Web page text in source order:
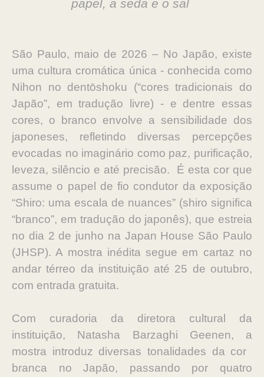
papel, a seda e o sal
São Paulo, maio de 2026 – No Japão, existe
uma cultura cromática única - conhecida como
Nihon no dentōshoku (“cores tradicionais do
Japão”, em tradução livre) - e dentre essas
cores, o branco envolve a sensibilidade dos
japoneses, refletindo diversas percepções
evocadas no imaginário como paz, purificação,
leveza, silêncio e até precisão. É esta cor que
assume o papel de fio condutor da exposição
“Shiro: uma escala de nuances” (shiro significa
“branco”, em tradução do japonês), que estreia
no dia 2 de junho na Japan House São Paulo
(JHSP). A mostra inédita segue em cartaz no
andar térreo da instituição até 25 de outubro,
com entrada gratuita.
Com curadoria da diretora cultural da
instituição, Natasha Barzaghi Geenen, a
mostra introduz diversas tonalidades da ​cor ​
branca no Japão, passando por quatro